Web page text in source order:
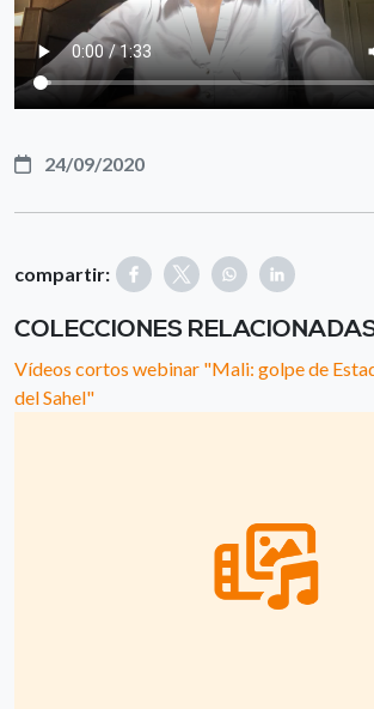
24/09/2020
compartir:
COLECCIONES
Vídeos cortos webinar "Mali: golpe de
del Sahel"